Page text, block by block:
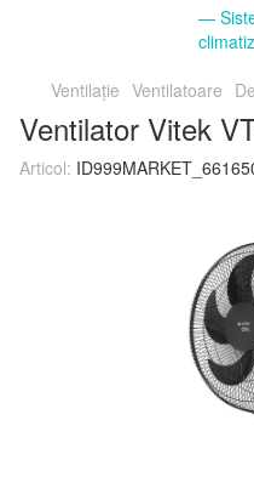
Ventilație Ventilatoare
Ventilator Vitek
Articol: